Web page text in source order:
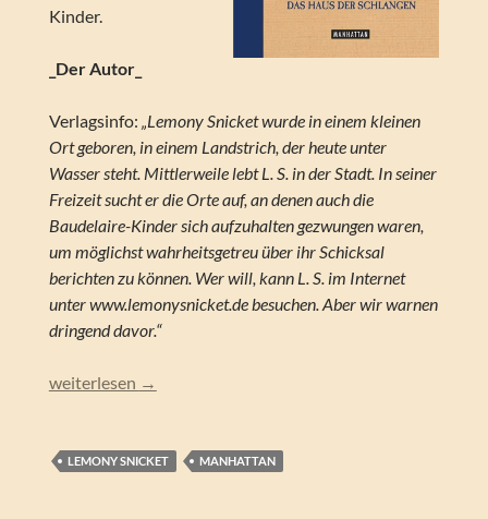
Kinder.
_Der Autor_
Verlagsinfo: „Lemony Snicket wurde in einem kleinen
Ort geboren, in einem Landstrich, der heute unter
Wasser steht. Mittlerweile lebt L. S. in der Stadt. In seiner
Freizeit sucht er die Orte auf, an denen auch die
Baudelaire-Kinder sich aufzuhalten gezwungen waren,
um möglichst wahrheitsgetreu über ihr Schicksal
berichten zu können. Wer will, kann L. S. im Internet
unter www.lemonysnicket.de besuchen. Aber wir warnen
dringend davor.“
Lemony Snicket – Das Haus der Schlangen (Eine Reihe
weiterlesen →
LEMONY SNICKET MANHATTAN